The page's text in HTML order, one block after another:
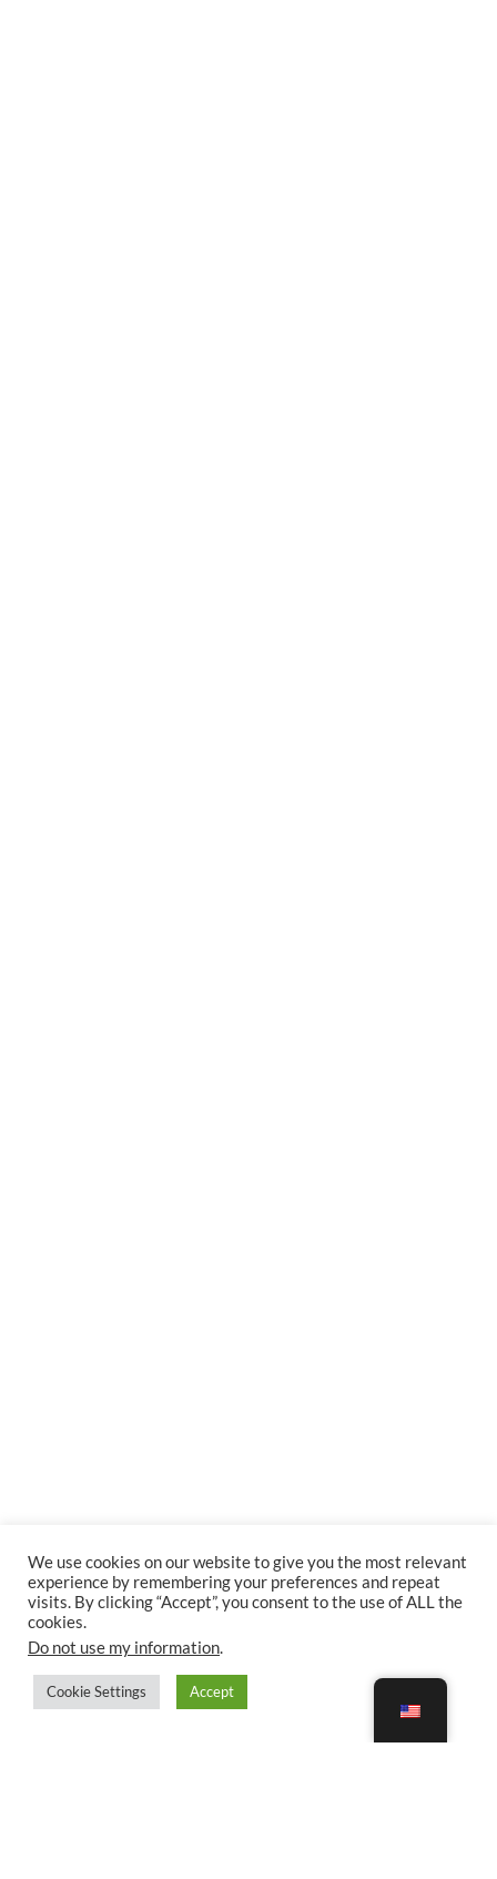
We use cookies on our website to give you the most relevant
experience by remembering your preferences and repeat
visits. By clicking “Accept”, you consent to the use of ALL the
cookies.
Do not use my information.
Cookie Settings Accept